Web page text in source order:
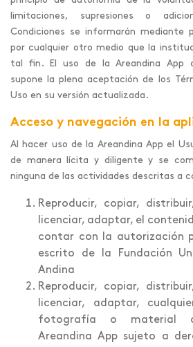
limitaciones, supresiones o
Condiciones se informarán mediante
por cualquier otro medio que la
tal fin. El uso de la Areandina App
supone la plena aceptación de los
Uso en su versión actualizada.
Acceso y navegación en la
Al hacer uso de la Areandina App el
de manera lícita y diligente y se
ninguna de las actividades descritas a
Reproducir, copiar,
licenciar, adaptar, el
contar con la autorización
escrito de la Fundación
Andina
Reproducir, copiar,
licenciar, adaptar,
fotografía o material
Areandina App sujeto a